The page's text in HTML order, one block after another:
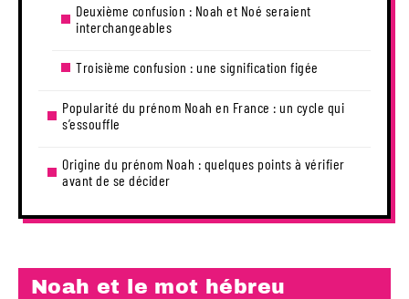
Deuxième confusion : Noah et Noé seraient
interchangeables
Troisième confusion : une signification figée
Popularité du prénom Noah en France : un cycle qui
s’essouffle
Origine du prénom Noah : quelques points à vérifier
avant de se décider
Noah et le mot hébreu